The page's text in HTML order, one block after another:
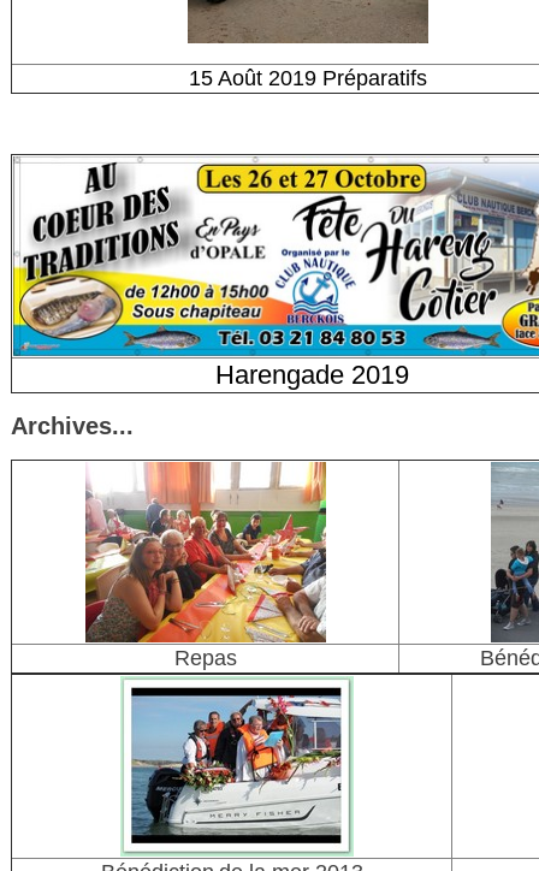
15 Août 2019 Préparatifs
Harengade 2019
Archives...
Repas